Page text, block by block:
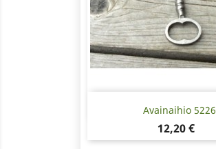
Avainaihio 5226
Hinta
12,20 €
Pikakatselu